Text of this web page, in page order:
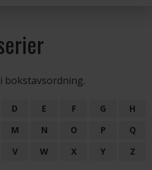
bokstavsordning.
D E F G
H
M N O P
Q
V W X Y
Z